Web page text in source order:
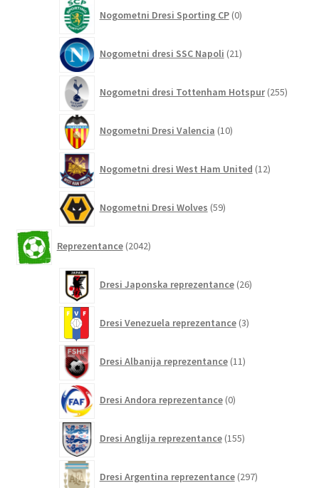
Nogometni Dresi Sporting CP 0izdelkov
Nogometni dresi SSC Napoli 21izdelkov
Nogometni dresi Tottenham Hotspur 255
Nogometni Dresi Valencia 10izdelkov
Nogometni dresi West Ham United 12izdelkov
Nogometni Dresi Wolves 59izdelkov
Reprezentance 2042izdelkov
Dresi Japonska reprezentance 26izdelkov
Dresi Venezuela reprezentance 3izdelki
Dresi Albanija reprezentance 11izdelkov
Dresi Andora reprezentance 0izdelkov
Dresi Anglija reprezentance 155izdelkov
Dresi Argentina reprezentance 297izdelkov